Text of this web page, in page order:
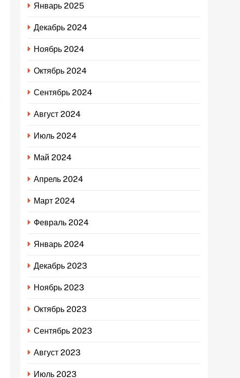
Январь 2025
Декабрь 2024
Ноябрь 2024
Октябрь 2024
Сентябрь 2024
Август 2024
Июль 2024
Май 2024
Апрель 2024
Март 2024
Февраль 2024
Январь 2024
Декабрь 2023
Ноябрь 2023
Октябрь 2023
Сентябрь 2023
Август 2023
Июль 2023